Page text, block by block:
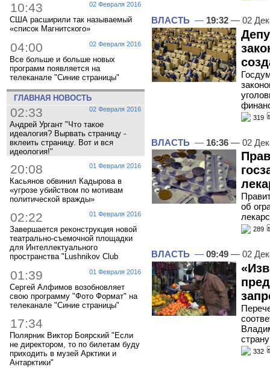
02 Февраля 2016
10:43
США расширили так называемый
«список Магнитского»
02 Февраля 2016
04:00
Все больше и больше новых
программ появляется на
телеканале "Синие страницы"
ГЛАВНАЯ НОВОСТЬ
02 Февраля 2016
02:33
Андрей Ургант "Что такое
идеалогия? Вырвать страницу -
вклеить страницу. Вот и вся
идеология!"
01 Февраля 2016
20:08
Касьянов обвинил Кадырова в
«угрозе убийством по мотивам
политической вражды»
01 Февраля 2016
02:22
Завершается реконструкция новой
театрально-съемочной площадки
для Интеллектуального
пространства "Lushnikov Club
01 Февраля 2016
01:39
Сергей Алфимов возобновляет
свою программу "Фото Формат" на
телеканале "Синие страницы"
17:34
Полярник Виктор Боярский "Если
не директором, то по билетам буду
приходить в музей Арктики и
Антарктики"
ВЛАСТЬ — 19:32 — 02
319
ВЛАСТЬ — 16:36 — 02
об
289
ВЛАСТЬ — 09:49 — 02
страну
332